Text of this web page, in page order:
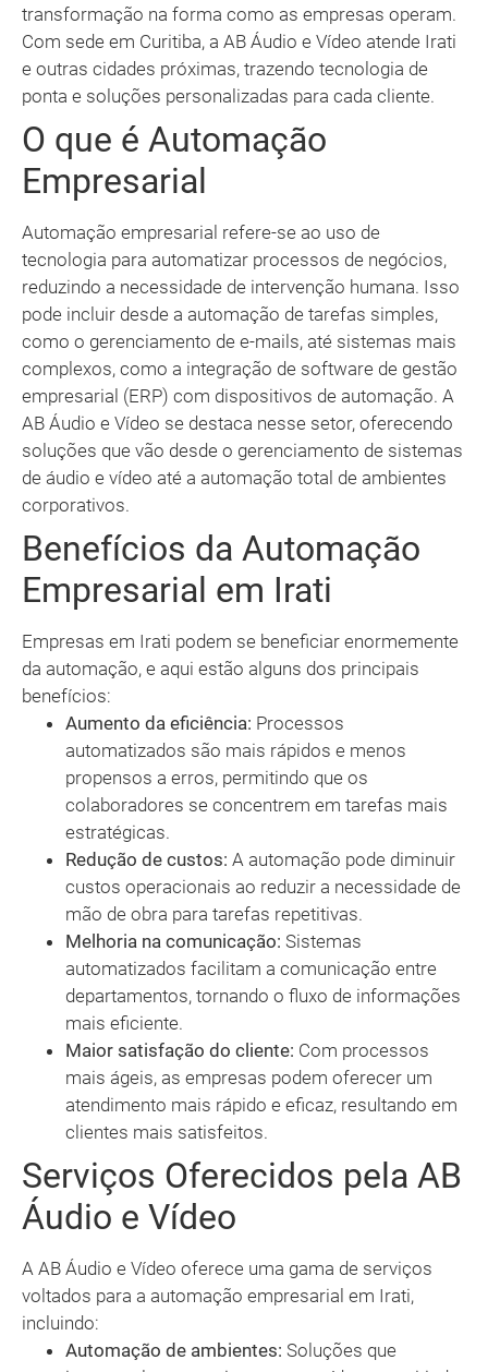
transformação na forma como as empresas operam.
Com sede em Curitiba, a AB Áudio e Vídeo atende Irati
e outras cidades próximas, trazendo tecnologia de
ponta e soluções personalizadas para cada cliente.
O que é Automação
Empresarial
Automação empresarial refere-se ao uso de
tecnologia para automatizar processos de negócios,
reduzindo a necessidade de intervenção humana. Isso
pode incluir desde a automação de tarefas simples,
como o gerenciamento de e-mails, até sistemas mais
complexos, como a integração de software de gestão
empresarial (ERP) com dispositivos de automação. A
AB Áudio e Vídeo se destaca nesse setor, oferecendo
soluções que vão desde o gerenciamento de sistemas
de áudio e vídeo até a automação total de ambientes
corporativos.
Benefícios da Automação
Empresarial em Irati
Empresas em Irati podem se beneficiar enormemente
da automação, e aqui estão alguns dos principais
benefícios:
Aumento da eficiência: Processos
automatizados são mais rápidos e menos
propensos a erros, permitindo que os
colaboradores se concentrem em tarefas mais
estratégicas.
Redução de custos: A automação pode diminuir
custos operacionais ao reduzir a necessidade de
mão de obra para tarefas repetitivas.
Melhoria na comunicação: Sistemas
automatizados facilitam a comunicação entre
departamentos, tornando o fluxo de informações
mais eficiente.
Maior satisfação do cliente: Com processos
mais ágeis, as empresas podem oferecer um
atendimento mais rápido e eficaz, resultando em
clientes mais satisfeitos.
Serviços Oferecidos pela AB
Áudio e Vídeo
A AB Áudio e Vídeo oferece uma gama de serviços
voltados para a automação empresarial em Irati,
incluindo:
Automação de ambientes: Soluções que